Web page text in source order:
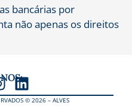
bancárias por
não apenas os direitos
© 2026 – ALVES